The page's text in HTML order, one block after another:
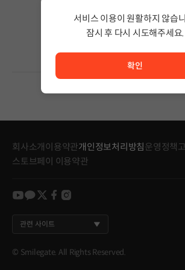
회사소개이용약관개인정보처리방침 운영정책
스토브페이 이용약관
youtube
kakao
twitter
facebook
instagram
관련 사이트
© Smilegate. All Rights Reserved.
서비스 이용이 원활하지 않습
잠시 후 다시 시도해주세요.
확인